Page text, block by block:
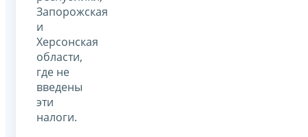
Запорожская
и
Херсонская
области,
где не
введены
эти
налоги.